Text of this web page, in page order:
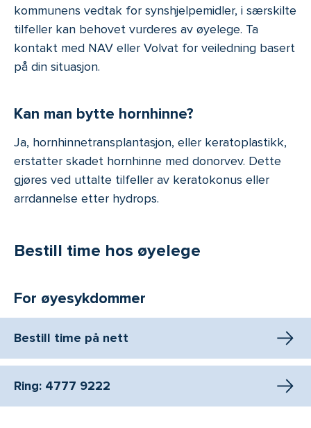
kommunens vedtak for synshjelpemidler, i særskilte
tilfeller kan behovet vurderes av øyelege. Ta
kontakt med NAV eller Volvat for veiledning basert
på din situasjon.
Kan man bytte hornhinne?
Ja, hornhinnetransplantasjon, eller keratoplastikk,
erstatter skadet hornhinne med donorvev. Dette
gjøres ved uttalte tilfeller av keratokonus eller
arrdannelse etter hydrops.
Bestill time hos øyelege
For øyesykdommer
Bestill time på nett
Ring: 4777 9222